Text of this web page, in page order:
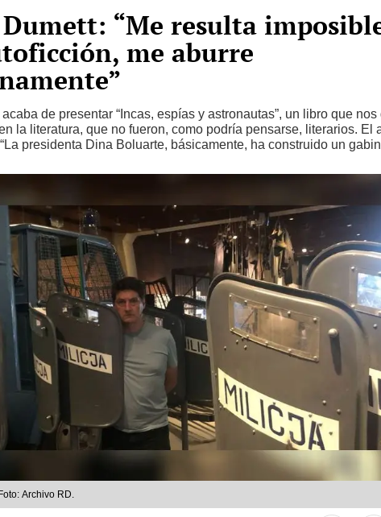
“Me resulta
me aburre
acaba de presentar “Incas, espías y astronautas”, un libro que
la literatura, que no fueron, como podría pensarse, literarios. El
presidenta Dina Boluarte, básicamente, ha construido un
Archivo RD.